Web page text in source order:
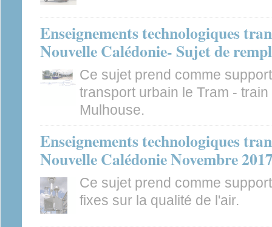
Enseignements technologiques
Nouvelle Calédonie- Sujet de
Ce sujet prend comme
transport urbain le Tram -
Mulhouse.
Enseignements technologiques
Nouvelle Calédonie Novembre
Ce sujet prend comme
fixes sur la qualité de l'air.